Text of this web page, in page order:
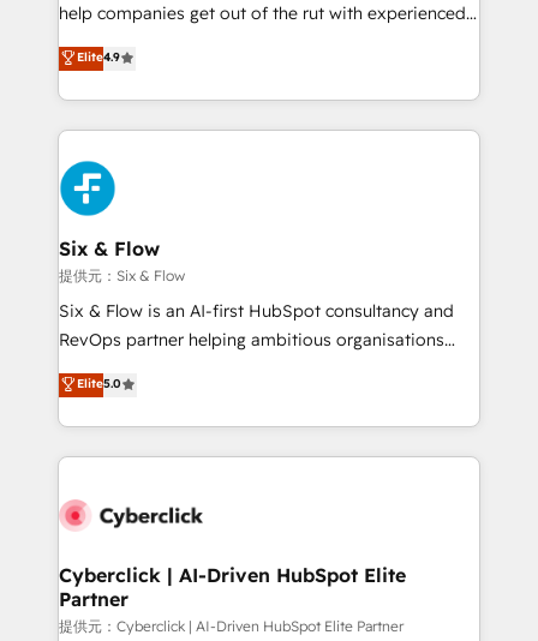
build We can do lots of things. But everything we do
is there for you to: - Grow revenue, and run your
business more efficiently - Build stronger
relationships with customers - Make better
decisions with data - Find a new voice and reach
more people - Get the most out of your HubSpot
investment
help companies get out of the rut with experienced,
process-oriented teams implementing HubSpot
Marketing, Sales, Service, CMS and Operations Hub,
so selling and actually engaging with your customers
feels easy and pain-free. We are a top ranked
HubSpot Elite Partner, winner of Rookie of the Year
and Customer First Awards, 4.9/5 rating in HubSpot
Reviews and 4.9/5 rating in Clutch Reviews. Digifianz
helps the following industries: logistics & 3PL, home
improvement & construction, branding and
commercialization, real estate, health, education,
SaaS, Software Dev & IT and consulting, make the
the United States, EU, UAE, Mexico and Latin
America. From casual user to super fan: make
Elite4.9
Six & Flow
提供元：Six & Flow
Six & Flow is an AI-first HubSpot consultancy and
RevOps partner helping ambitious organisations
grow with clarity, confidence, and intelligence.
Operating across the UK, Netherlands, Ireland, and
Canada, we’ve delivered thousands of successful
HubSpot projects for mid-market and enterprise
combine HubSpot, data, and AI to design connected
and technology for predictable, scalable revenue
growth. Our expertise spans RevOps, CRM and data
architecture, AI enablement, and strategic marketing,
Elite5.0
Cyberclick | AI-Driven HubSpot Elite
Partner
提供元：Cyberclick | AI-Driven HubSpot Elite Partner